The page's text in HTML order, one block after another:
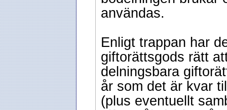
användas.
Enligt trappan har
giftorättsgods rätt
delningsbara
år som det är kvar
(plus eventuellt